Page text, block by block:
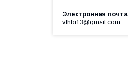
Электронная почта
vfhbr13@gmail.com